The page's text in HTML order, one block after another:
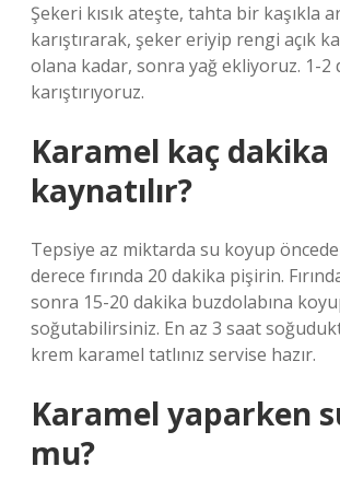
Şekeri kısık ateşte, tahta bir kaşıkla
karıştırarak, şeker eriyip rengi açık
olana kadar, sonra yağ ekliyoruz. 1-2
karıştırıyoruz.
Karamel kaç dakika
kaynatılır?
Tepsiye az miktarda su koyup önceden
derece fırında 20 dakika pişirin.
sonra 15-20 dakika buzdolabına
soğutabilirsiniz. En az 3 saat
krem ​​karamel tatlınız servise hazır.
Karamel yaparken
mu?